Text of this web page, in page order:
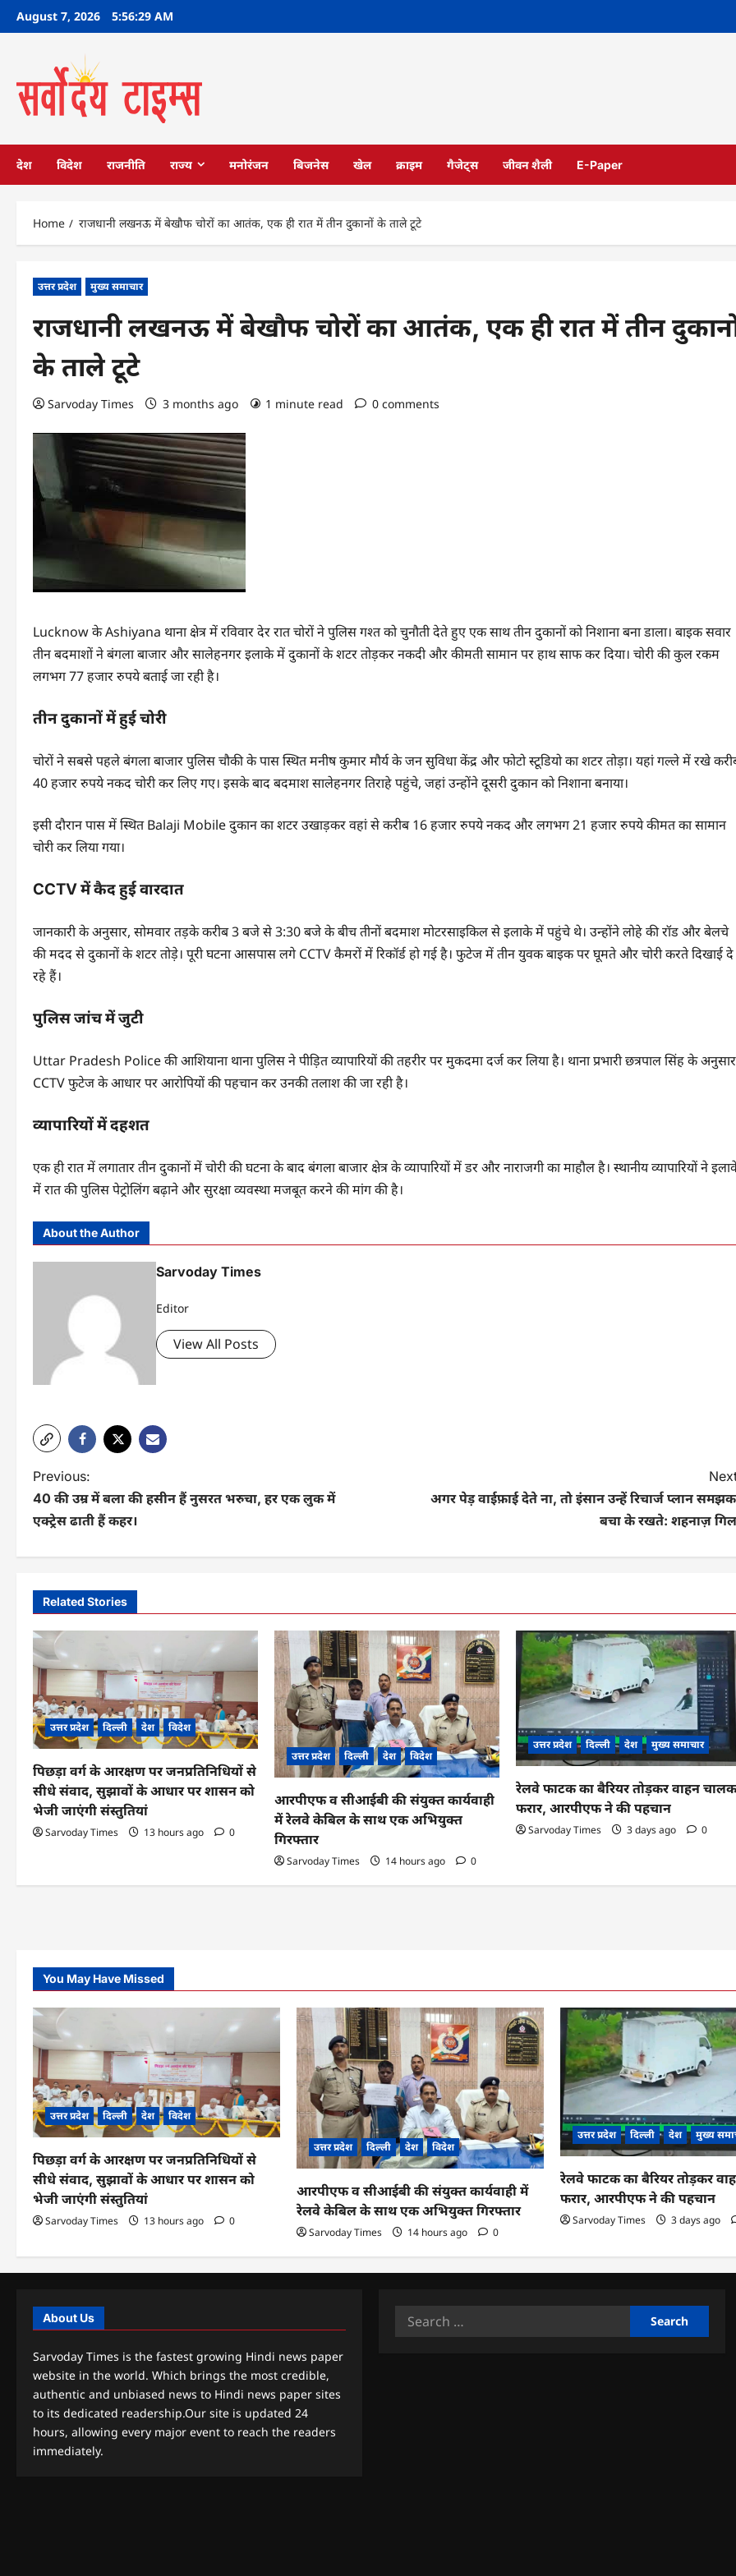
SkipAugust 7, 2026 5:56:30 AM
देश विदेश राजनीति राज्य मनोरंजन बिजनेस खेल क्राइम गैजेट्स जीवन शैली E-Paper
Home राजधानी लखनऊ में बेखौफ चोरों का आतंक, एक ही रात में तीन दुकानों के ताले टूटे
उत्तर प्रदेश मुख्य समाचार
राजधानी लखनऊ में बेखौफ चोरों का आतंक, एक ही रात में तीन
के ताले टूटे
Sarvoday Times 3 months ago 1 minute read 0 comments
Lucknow के Ashiyana थाना क्षेत्र में रविवार देर रात चोरों ने पुलिस गश्त को चुनौती देते हुए एक साथ तीन दुकानों को निशाना बना डाला। बाइक सवार
तीन बदमाशों ने बंगला बाजार और सालेहनगर इलाके में दुकानों के शटर तोड़कर नकदी और कीमती सामान पर हाथ साफ कर दिया। चोरी की कुल रकम
लगभग 77 हजार रुपये बताई जा रही है।
तीन दुकानों में हुई चोरी
चोरों ने सबसे पहले बंगला बाजार पुलिस चौकी के पास स्थित मनीष कुमार मौर्य के जन सुविधा केंद्र और फोटो स्टूडियो का शटर तोड़ा। यहां गल्ले में रखे
40 हजार रुपये नकद चोरी कर लिए गए। इसके बाद बदमाश सालेहनगर तिराहे पहुंचे, जहां उन्होंने दूसरी दुकान को निशाना बनाया।
इसी दौरान पास में स्थित Balaji Mobile दुकान का शटर उखाड़कर वहां से करीब 16 हजार रुपये नकद और लगभग 21 हजार रुपये कीमत का सामान
चोरी कर लिया गया।
CCTV में कैद हुई वारदात
जानकारी के अनुसार, सोमवार तड़के करीब 3 बजे से 3:30 बजे के बीच तीनों बदमाश मोटरसाइकिल से इलाके में पहुंचे थे। उन्होंने लोहे की रॉड और बेलचे
की मदद से दुकानों के शटर तोड़े। पूरी घटना आसपास लगे CCTV कैमरों में रिकॉर्ड हो गई है। फुटेज में तीन युवक बाइक पर घूमते और चोरी करते दिखाई दे
रहे हैं।
पुलिस जांच में जुटी
Uttar Pradesh Police की आशियाना थाना पुलिस ने पीड़ित व्यापारियों की तहरीर पर मुकदमा दर्ज कर लिया है। थाना प्रभारी छत्रपाल सिंह के
CCTV फुटेज के आधार पर आरोपियों की पहचान कर उनकी तलाश की जा रही है।
व्यापारियों में दहशत
एक ही रात में लगातार तीन दुकानों में चोरी की घटना के बाद बंगला बाजार क्षेत्र के व्यापारियों में डर और नाराजगी का माहौल है। स्थानीय व्यापारियों ने
में रात की पुलिस पेट्रोलिंग बढ़ाने और सुरक्षा व्यवस्था मजबूत करने की मांग की है।
About the Author
Sarvoday Times
Editor
View All Posts
P
o
n
a
v
g
a
t
i
o
Previous:
40 की उम्र में बला की हसीन हैं नुसरत भरुचा, हर एक लुक में
एक्ट्रेस ढाती हैं कहर।
अगर पेड़ वाईफ़ाई देते ना, तो इंसान उन्हें रिचार्ज प्लान
बचा के रखते: शहनाज़
Related Stories
उत्तर प्रदेश दिल्ली देश विदेश
पिछड़ा वर्ग के आरक्षण पर जनप्रतिनिधियों से
सीधे संवाद, सुझावों के आधार पर शासन को
भेजी जाएंगी संस्तुतियां
Sarvoday Times 13 hours ago 0
उत्तर प्रदेश दिल्ली देश विदेश
आरपीएफ व सीआईबी की संयुक्त कार्यवाही
में रेलवे केबिल के साथ एक अभियुक्त
गिरफ्तार
Sarvoday Times 14 hours ago 0
उत्तर प्रदेश दिल्ली देश मुख्य समाचार
रेलवे फाटक का बैरियर तोड़कर वाहन
फरार, आरपीएफ ने की पहचान
Sarvoday Times 3 days ago 0
You May Have Missed
उत्तर प्रदेश दिल्ली देश विदेश
पिछड़ा वर्ग के आरक्षण पर जनप्रतिनिधियों से
सीधे संवाद, सुझावों के आधार पर शासन को
भेजी जाएंगी संस्तुतियां
Sarvoday Times 13 hours ago 0
उत्तर प्रदेश दिल्ली देश विदेश
आरपीएफ व सीआईबी की संयुक्त कार्यवाही में
रेलवे केबिल के साथ एक अभियुक्त गिरफ्तार
Sarvoday Times 14 hours ago 0
उत्तर प्रदेश दिल्ली देश मुख्य
रेलवे फाटक का बैरियर तोड़कर
फरार, आरपीएफ ने की पहचान
Sarvoday Times 3 days ago
About Us
Sarvoday Times is the fastest growing Hindi news paper
website in the world. Which brings the most credible,
authentic and unbiased news to Hindi news paper sites
to its dedicated readership.Our site is updated 24
hours, allowing every major event to reach the readers
immediately.
Search